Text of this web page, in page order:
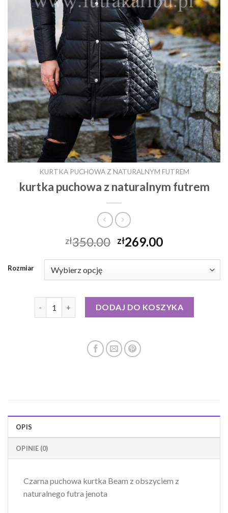
KURTKA PUCHOWA Z NATURALNYM FUTREM
kurtka puchowa z naturalnym futrem
zł350.00 zł269.00
Rozmiar
ilość kurtka puchowa z naturalnym futrem
DODAJ DO KOSZYKA
OPIS
OPINIE (0)
Czarna puchowa kurtka Beam z obszyciem z
naturalnego futra jenota